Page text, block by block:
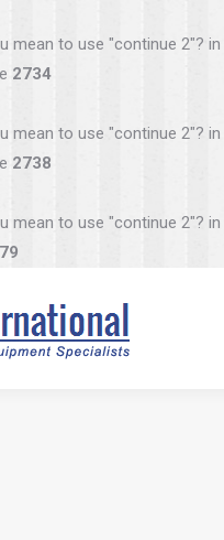
mean to use "continue 2"? in
2734
mean to use "continue 2"? in
2738
mean to use "continue 2"? in